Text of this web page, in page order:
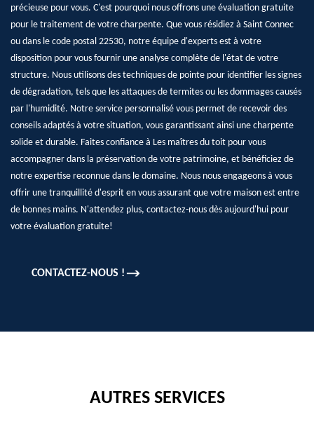
précieuse pour vous. C'est pourquoi nous offrons une évaluation gratuite
pour le traitement de votre charpente. Que vous résidiez à Saint Connec
ou dans le code postal 22530, notre équipe d'experts est à votre
disposition pour vous fournir une analyse complète de l'état de votre
structure. Nous utilisons des techniques de pointe pour identifier les signes
de dégradation, tels que les attaques de termites ou les dommages causés
par l'humidité. Notre service personnalisé vous permet de recevoir des
conseils adaptés à votre situation, vous garantissant ainsi une charpente
solide et durable. Faites confiance à Les maîtres du toit pour vous
accompagner dans la préservation de votre patrimoine, et bénéficiez de
notre expertise reconnue dans le domaine. Nous nous engageons à vous
offrir une tranquillité d'esprit en vous assurant que votre maison est entre
de bonnes mains. N'attendez plus, contactez-nous dès aujourd'hui pour
votre évaluation gratuite!
CONTACTEZ-NOUS !
AUTRES SERVICES